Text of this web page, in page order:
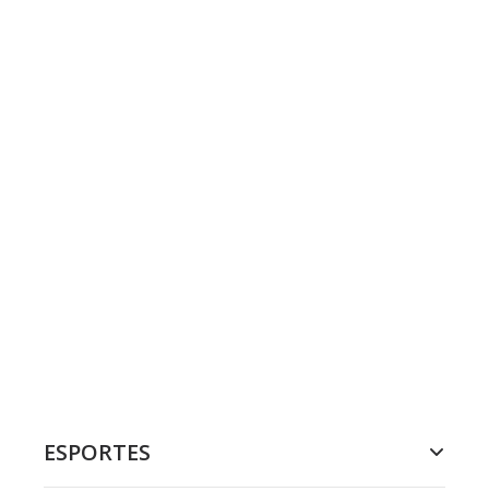
ESPORTES